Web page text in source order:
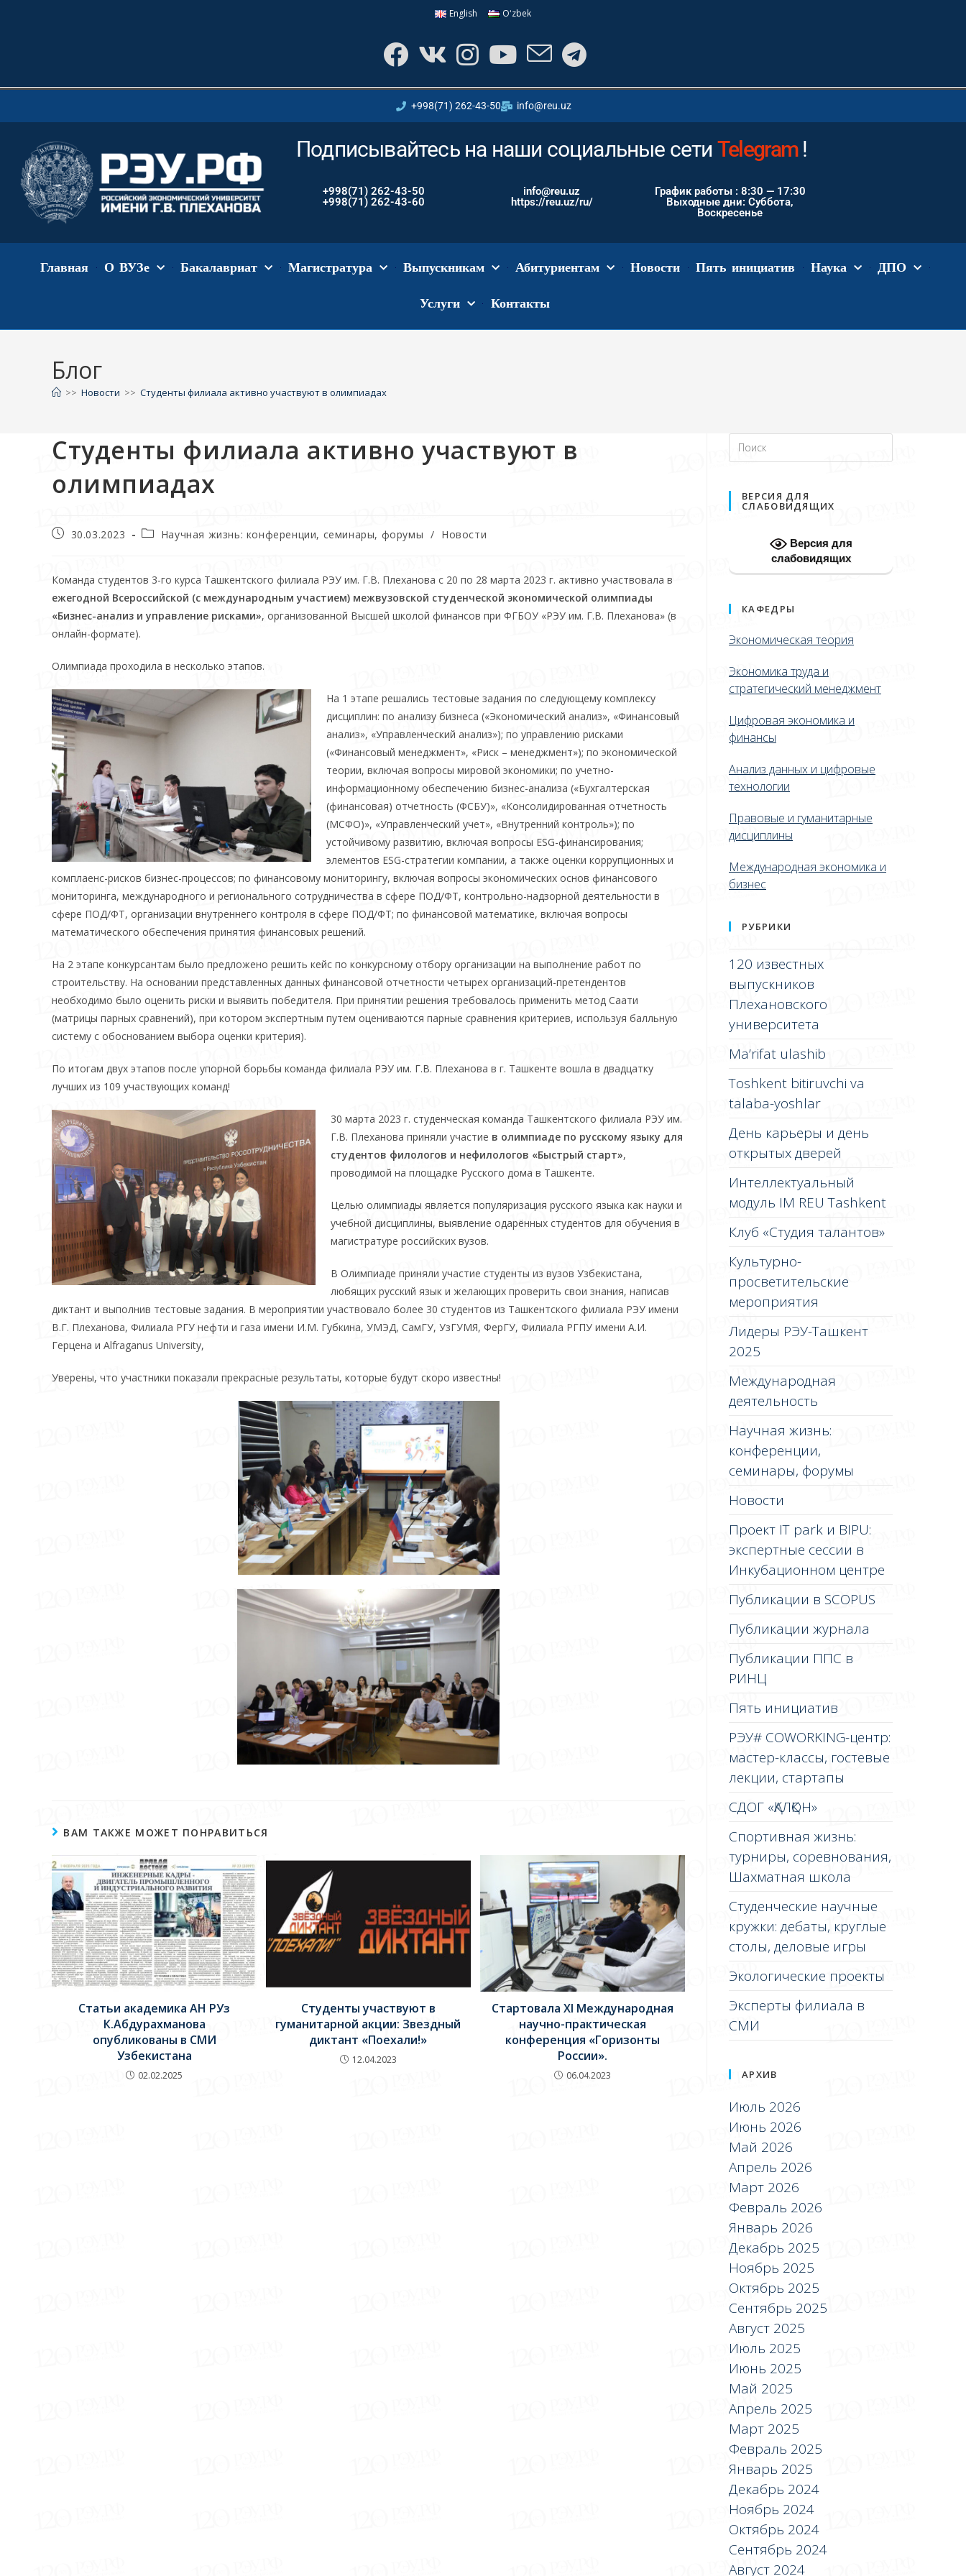
English Oʻzbek
+998(71) 262-43-50 info@reu.uz
Подписывайтесь на наши социальные сети Instagram !
+998(71) 262-43-50
+998(71) 262-43-60
info@reu.uz
https://reu.uz/ru/
График работы : 8:30 — 17:30
Выходные дни: Суббота,
Воскресенье
Главная О ВУЗе Бакалавриат Магистратура Выпускникам Абитуриентам Новости Пять инициатив Наука ДПО
Услуги Контакты
Блог
>> Новости >> Студенты филиала активно участвуют в олимпиадах
Студенты филиала активно участвуют в
олимпиадах
30.03.2023 Научная жизнь: конференции, семинары, форумы / Новости
Команда студентов 3-го курса Ташкентского филиала РЭУ им. Г.В. Плеханова с 20 по 28 марта 2023 г. активно участвовала в
ежегодной Всероссийской (с международным участием) межвузовской студенческой экономической олимпиады
«Бизнес-анализ и управление рисками», организованной Высшей школой финансов при ФГБОУ «РЭУ им. Г.В. Плеханова» (в
онлайн-формате).
Олимпиада проходила в несколько этапов.
На 1 этапе решались тестовые задания по следующему комплексу
дисциплин: по анализу бизнеса («Экономический анализ», «Финансовый
анализ», «Управленческий анализ»); по управлению рисками
(«Финансовый менеджмент», «Риск – менеджмент»); по экономической
теории, включая вопросы мировой экономики; по учетно-
информационному обеспечению бизнес-анализа («Бухгалтерская
(финансовая) отчетность (ФСБУ)», «Консолидированная отчетность
(МСФО)», «Управленческий учет», «Внутренний контроль»); по
устойчивому развитию, включая вопросы ESG-финансирования;
элементов ESG-стратегии компании, а также оценки коррупционных и
комплаенс-рисков бизнес-процессов; по финансовому мониторингу, включая вопросы экономических основ финансового
мониторинга, международного и регионального сотрудничества в сфере ПОД/ФТ, контрольно-надзорной деятельности в
сфере ПОД/ФТ, организации внутреннего контроля в сфере ПОД/ФТ; по финансовой математике, включая вопросы
математического обеспечения принятия финансовых решений.
На 2 этапе конкурсантам было предложено решить кейс по конкурсному отбору организации на выполнение работ по
строительству. На основании представленных данных финансовой отчетности четырех организаций-претендентов
необходимо было оценить риски и выявить победителя. При принятии решения требовалось применить метод Саати
(матрицы парных сравнений), при котором экспертным путем оцениваются парные сравнения критериев, используя балльную
систему с обоснованием выбора оценки критерия).
По итогам двух этапов после упорной борьбы команда филиала РЭУ им. Г.В. Плеханова в г. Ташкенте вошла в двадцатку
лучших из 109 участвующих команд!
30 марта 2023 г. студенческая команда Ташкентского филиала РЭУ им.
Г.В. Плеханова приняли участие в олимпиаде по русскому языку для
студентов филологов и нефилологов «Быстрый старт»,
проводимой на площадке Русского дома в Ташкенте.
Целью олимпиады является популяризация русского языка как науки и
учебной дисциплины, выявление одарённых студентов для обучения в
магистратуре российских вузов.
В Олимпиаде приняли участие студенты из вузов Узбекистана,
любящих русский язык и желающих проверить свои знания, написав
диктант и выполнив тестовые задания. В мероприятии участвовало более 30 студентов из Ташкентского филиала РЭУ имени
В.Г. Плеханова, Филиала РГУ нефти и газа имени И.М. Губкина, УМЭД, СамГУ, УзГУМЯ, ФерГУ, Филиала РГПУ имени А.И.
Герцена и Alfraganus University,
Уверены, что участники показали прекрасные результаты, которые будут скоро известны!
ВАМ ТАКЖЕ МОЖЕТ ПОНРАВИТЬСЯ
Статьи академика АН РУз
К.Абдурахманова
опубликованы в СМИ
Узбекистана
02.02.2025
Студенты участвуют в
гуманитарной акции: Звездный
диктант «Поехали!»
12.04.2023
Стартовала ХI Международная
научно-практическая
конференция «Горизонты
России».
06.04.2023
ВЕРСИЯ ДЛЯ
СЛАБОВИДЯЩИХ
Версия для
слабовидящих
КАФЕДРЫ
Экономическая теория
Экономика труда и
стратегический менеджмент
Цифровая экономика и
финансы
Анализ данных и цифровые
технологии
Правовые и гуманитарные
дисциплины
Международная экономика и
бизнес
РУБРИКИ
120 известных
выпускников
Плехановского
университета
Ma’rifat ulashib
Toshkent bitiruvchi va
talaba-yoshlar
День карьеры и день
открытых дверей
Интеллектуальный
модуль IM REU Tashkent
Клуб «Студия талантов»
Культурно-
просветительские
мероприятия
Лидеры РЭУ-Ташкент
2025
Международная
деятельность
Научная жизнь:
конференции,
семинары, форумы
Новости
Проект IT park и BIPU:
экспертные сессии в
Инкубационном центре
Публикации в SCOPUS
Публикации журнала
Публикации ППС в
РИНЦ
Пять инициатив
РЭУ# COWORKING-центр:
мастер-классы, гостевые
лекции, стартапы
СДОГ «ҚАЛҚОН»
Спортивная жизнь:
турниры, соревнования,
Шахматная школа
Студенческие научные
кружки: дебаты, круглые
столы, деловые игры
Экологические проекты
Эксперты филиала в
СМИ
АРХИВ
Июль 2026
Июнь 2026
Май 2026
Апрель 2026
Март 2026
Февраль 2026
Январь 2026
Декабрь 2025
Ноябрь 2025
Октябрь 2025
Сентябрь 2025
Август 2025
Июль 2025
Июнь 2025
Май 2025
Апрель 2025
Март 2025
Февраль 2025
Январь 2025
Декабрь 2024
Ноябрь 2024
Октябрь 2024
Сентябрь 2024
Август 2024